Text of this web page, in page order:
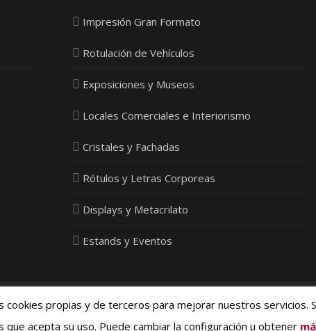
Impresión Gran Formato
Rotulación de Vehículos
Exposiciones y Museos
Locales Comerciales e Interiorismo
Cristales y Fachadas
Rótulos y Letras Corporeas
Displays y Metacrilato
Estands y Eventos
cookies propias y de terceros para mejorar nuestros servicios.
que acepta su uso. Puede cambiar la configuración u obtener